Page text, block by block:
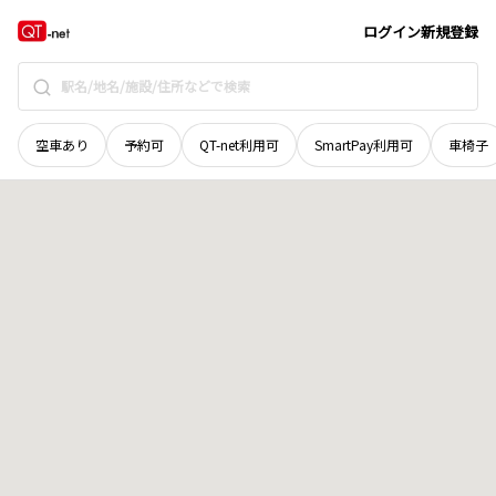
ログイン新規登録
空車あり 予約可 QT-net利用可 SmartPay利用可 車椅子
宮城県